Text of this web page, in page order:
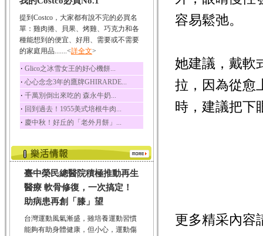
荔枝
荔枝性質溫和所含的營
養素有醣類、檸檬酸...
五味子
五味子性質溫熱所含營
養成分有揮發油、檸...
草魚
草魚含有維生素A、維生
素C、及豐富的蛋白...
提到Costco，大家都有說不完的必買名
單：雞肉捲、貝果、烤雞、巧克力和各
種能想到的便宜、好用、需要或不需要
的家庭用品.......<詳全文>
‧ Glico之冰雪女王的好心機餅...
‧ 心心念念3年的鷹牌GHIRARDE...
‧ 千萬別倒出來吃的 森永牛奶...
‧ 回到過去！1955美式培根牛肉...
‧ 慶中秋！好丘的「老外月餅」...
臺中榮民總醫院積極推動再生
醫療 軟骨修復，一次搞定！
助病患再創「膝」望
台灣運動風氣漸盛，雖培養運動習慣
能夠有助身體健康，但小心，運動傷
容易鬆弛。
她建議，戴軟
拉，因為從愈
時，建議把下
更多精采內容